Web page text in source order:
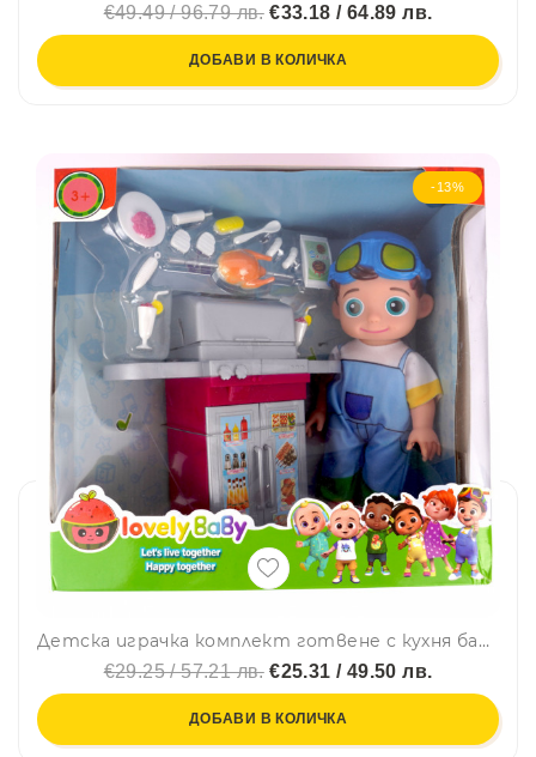
€49.49 / 96.79 лв.€33.18 / 64.89 лв.
ДОБАВИ В КОЛИЧКА
-13%
Детска играчка комплект готвене с кухня барбекю, кукла и аксесоари 12599
€29.25 / 57.21 лв.€25.31 / 49.50 лв.
ДОБАВИ В КОЛИЧКА